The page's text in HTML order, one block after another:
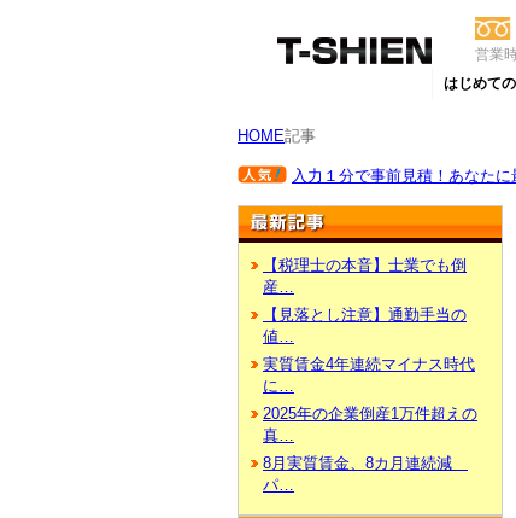
営業
はじめて
HOME記事
入力１分で事前見積！あなた
【税理士の本音】士業でも倒
産…
【見落とし注意】通勤手当の
値…
実質賃金4年連続マイナス時代
に…
2025年の企業倒産1万件超えの
真…
8月実質賃金、8カ月連続減
パ…